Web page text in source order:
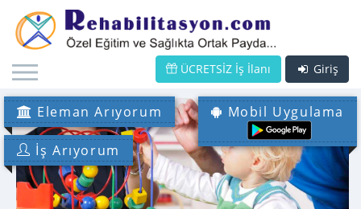
Giriş
ÜCRETSİZ İş İlanı
Eleman Arıyorum Mobil Uygulama
İş Arıyorum